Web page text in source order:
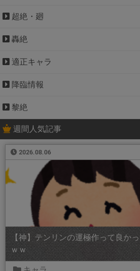
超絶・廻
轟絶
適正キャラ
降臨情報
黎絶
週間人気記事
2026.08.06
【神】テンリンの運極作って良か
ｗｗ